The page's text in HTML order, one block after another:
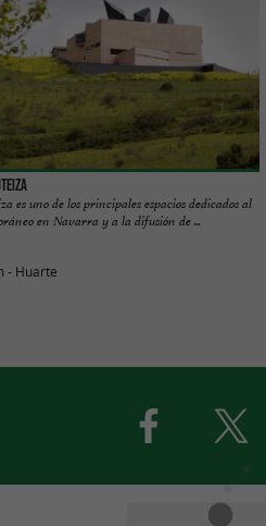
es uno de los principales espacios dedicados al
en Navarra y a la difusión de ...
- Huarte